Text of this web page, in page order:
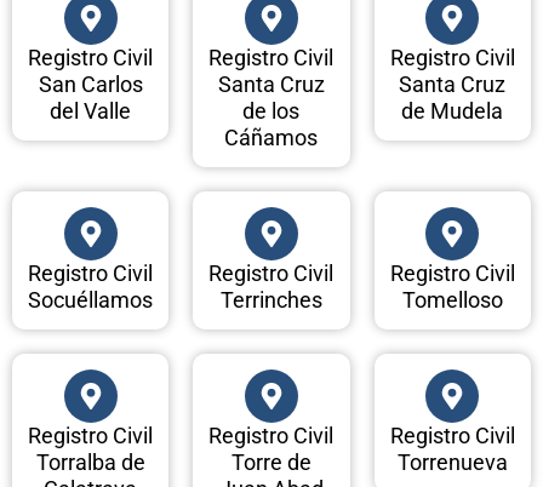
Registro Civil
San Carlos
del Valle
Registro Civil
Santa Cruz
de los
Cáñamos
Registro Civil
Santa Cruz
de Mudela
Registro Civil
Socuéllamos
Registro Civil
Terrinches
Registro Civil
Tomelloso
Registro Civil
Torralba de
Registro Civil
Torre de
Registro Civil
Torrenueva